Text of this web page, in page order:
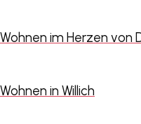
Wohnen im Herzen von
Wohnen in Willich